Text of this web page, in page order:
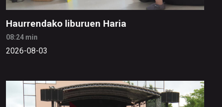
Haurrendako liburuen Haria
08:24 min
2026-08-03